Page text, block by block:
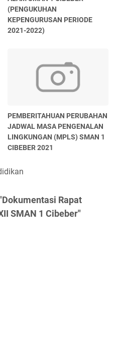
(PENGUKUHAN
KEPENGURUSAN PERIODE
2021-2022)
PEMBERITAHUAN PERUBAHAN
JADWAL MASA PENGENALAN
LINGKUNGAN (MPLS) SMAN 1
CIBEBER 2021
Rapat
SMAN 1 Cibeber"